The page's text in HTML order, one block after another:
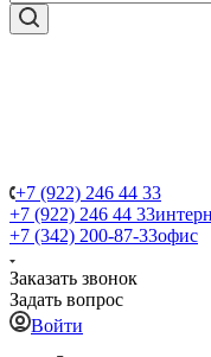
+7 (922) 246 44 33
+7 (922) 246 44 33
+7 (342) 200-87-33офис
Заказать звонок
Задать вопрос
Войти